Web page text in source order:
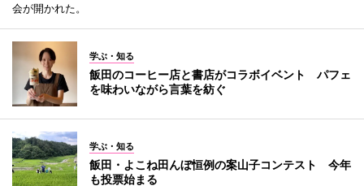
会が開かれた。
学ぶ・知る
飯田のコーヒー店と書店がコラボイベント パフェ
を味わいながら言葉を紡ぐ
学ぶ・知る
飯田・よこね田んぼ恒例の案山子コンテスト 今年
も投票始まる